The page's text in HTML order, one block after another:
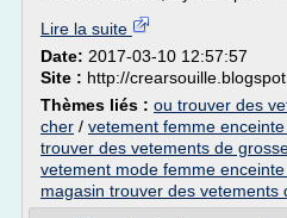
Lire la suite
Date: 2017-03-10 12:57:57
Site : http://
Thèmes liés : ou trouver des
cher / vetement femme
trouver des vetements de
vetement mode femme
magasin trouver des vetements